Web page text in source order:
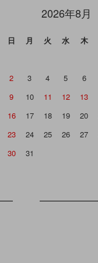
2026年8月
日 月 火 水 木
2
3 4 5 6
9
10 11 12 13
16
17 18 19 20
23
24 25 26 27
30
31